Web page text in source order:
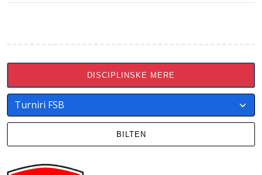
DISCIPLINSKE MERE
BILTEN